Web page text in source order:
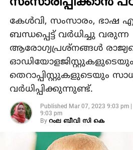
കേൾവി, സംസാരം, ഭാഷ
ബന്ധപ്പെട്ട് വർധിച്ചു വരുന്ന
ആരോഗ്യപ്രശ്‌നങ്ങൾ
ഓഡിയോളജിസ്റ്റുകളുടെയും
തെറാപ്പിസ്റ്റുകളുടെയും
വർധിപ്പിക്കുന്നുണ്ട്.
Published Mar 07, 2023 9:03 pm|
9:03 pm
By റംല ബീവി സി കെ